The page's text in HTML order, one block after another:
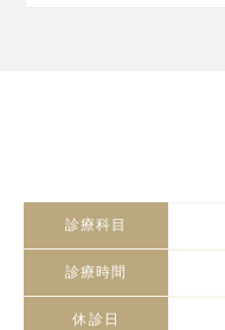
診療科目
診療時間
休診日